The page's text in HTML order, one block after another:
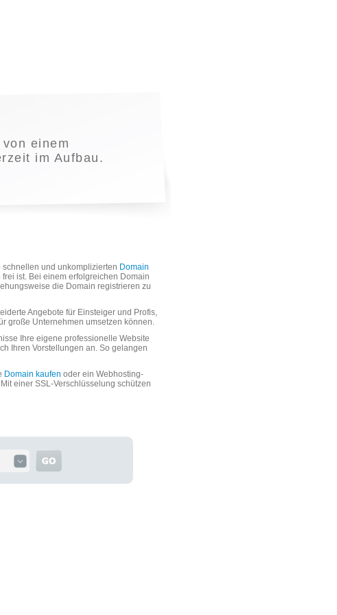
einem
im Aufbau.
und unkomplizierten Domain
ist. Bei einem erfolgreichen Domain
die Domain registrieren zu
Angebote für Einsteiger und Profis,
große Unternehmen umsetzen können.
Ihre eigene professionelle Website
Ihren Vorstellungen an. So gelangen
Domain kaufen oder ein Webhosting-
einer SSL-Verschlüsselung schützen